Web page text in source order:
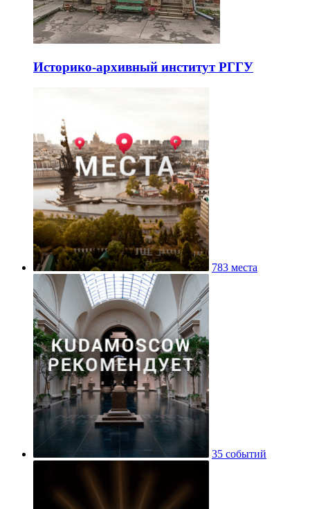
Историко-архивный институт РГГУ
783 места
35 событий